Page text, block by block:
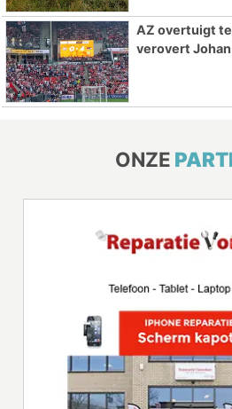
AZ overtuigt
verovert
ONZE